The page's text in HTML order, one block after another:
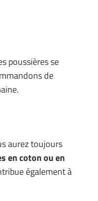
poussières se
de
aurez toujours
en coton ou en
également à